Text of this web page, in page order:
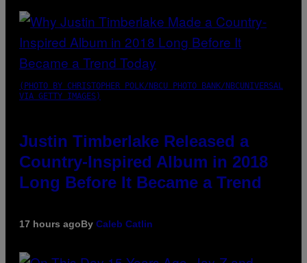
(PHOTO BY CHRISTOPHER POLK/NBCU PHOTO BANK/NBCUNIVERSAL
VIA GETTY IMAGES)
Justin Timberlake Released a
Country-Inspired Album in 2018
Long Before It Became a Trend
17 hours agoBy Caleb Catlin